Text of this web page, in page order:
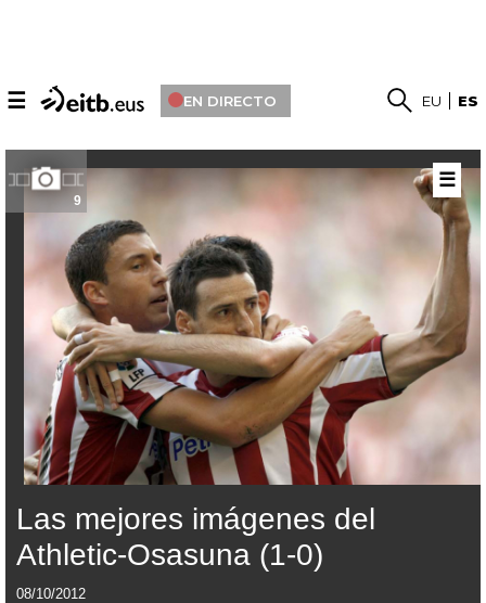
☰ EN DIRECTO EU ES
9
Las mejores imágenes del
Athletic-Osasuna (1-0)
08/10/2012
☰